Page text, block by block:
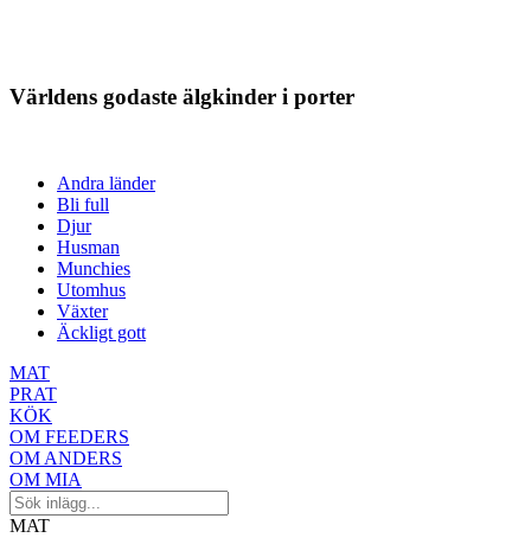
Världens godaste älgkinder i porter
Andra länder
Bli full
Djur
Husman
Munchies
Utomhus
Växter
Äckligt gott
MAT
PRAT
KÖK
OM FEEDERS
OM ANDERS
OM MIA
MAT